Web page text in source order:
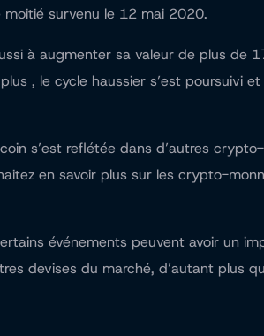
survenu le 12 mai 2020.
à augmenter sa valeur de plus de
, le cycle haussier s’est poursuivi
s’est reflétée dans d’autres
en savoir plus sur les crypto-
événements peuvent avoir un
devises du marché, d’autant plus